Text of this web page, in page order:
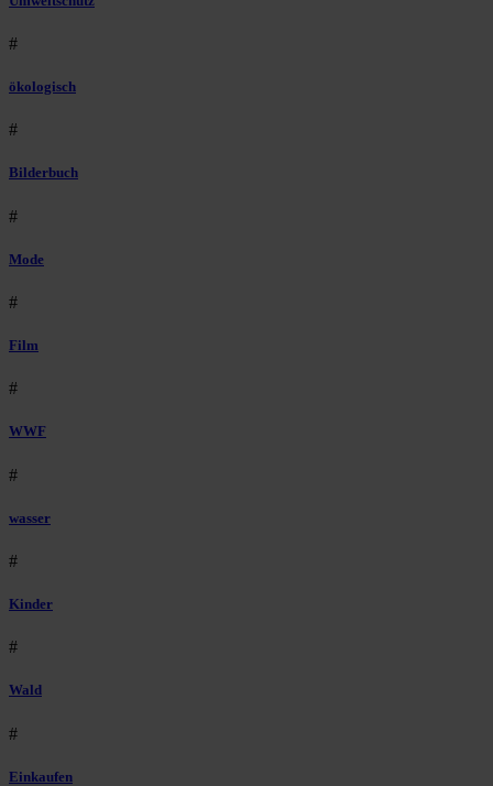
#
ökologisch
#
Bilderbuch
#
Mode
#
Film
#
WWF
#
wasser
#
Kinder
#
Wald
#
Einkaufen